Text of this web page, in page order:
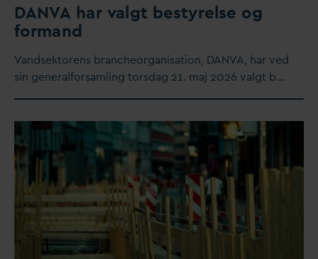
DANVA har valgt bestyrelse og
formand
Vandsektorens brancheorganisation, DANVA, har ved
sin generalforsamling torsdag 21. maj 2026 valgt b…